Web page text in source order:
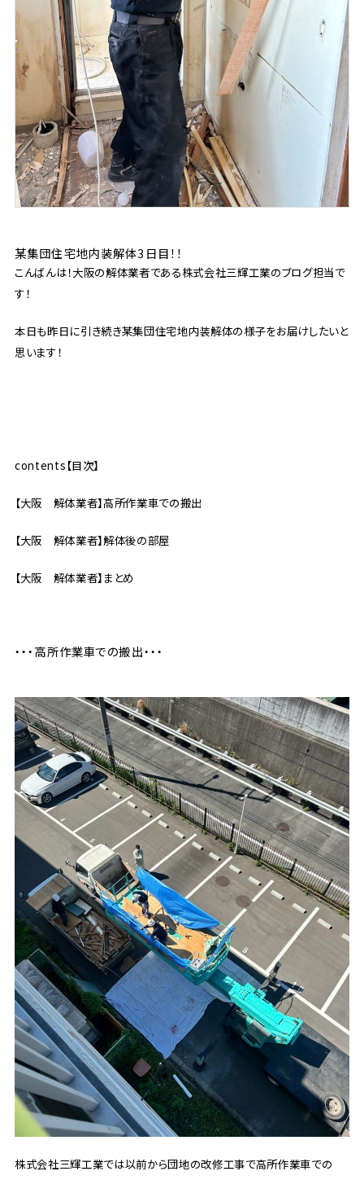
某集団住宅地内装解体3日目！！
こんばんは！大阪の解体業者である株式会社三輝工業のブログ担当で
す！
本日も昨日に引き続き某集団住宅地内装解体の様子をお届けしたいと
思います！
contents【目次】
【大阪 解体業者】高所作業車での搬出
【大阪 解体業者】解体後の部屋
【大阪 解体業者】まとめ
・・・高所作業車での搬出・・・
株式会社三輝工業では以前から団地の改修工事で高所作業車での